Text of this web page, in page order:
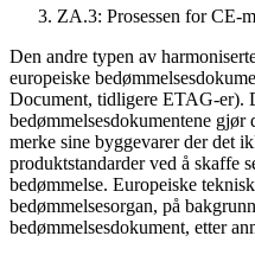
ZA.3: Prosessen for CE-
Den andre typen av
europeiske
Document, tidligere ETAG-er).
bedømmelsesdokumentene
merke sine byggevarer der det
produktstandarder ved å skaffe
bedømmelse. Europeiske
bedømmelsesorgan, på
bedømmelsesdokument, etter